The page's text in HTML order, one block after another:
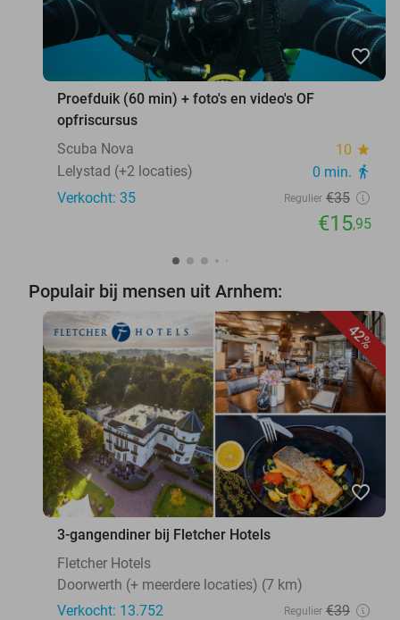
favorite_border
Proefduik (60 min) + foto's en video's OF
opfriscursus
Scuba Nova
10 star
Lelystad (+2 locaties) 0 min. directions_walk
Verkocht: 35 Regulier €35
€15,95
Populair bij mensen uit Arnhem:
42%
favorite_border
3-gangendiner bij Fletcher Hotels
Fletcher Hotels
Doorwerth (+ meerdere locaties) (7 km)
Verkocht: 13.752
Regulier €39